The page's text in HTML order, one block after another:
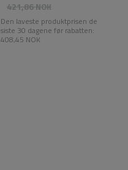
421,86 NOK
Den laveste produktprisen de
siste 30 dagene før rabatten:
408,45 NOK